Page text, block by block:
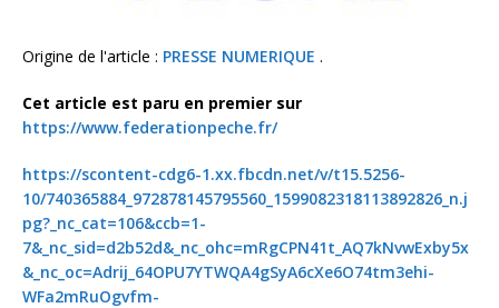
Origine de l'article : PRESSE NUMERIQUE .
Cet article est paru en premier sur
https://www.federationpeche.fr/
https://scontent-cdg6-1.xx.fbcdn.net/v/t15.5256-
10/740365884_972878145795560_1599082318113892826_n.j
pg?_nc_cat=106&ccb=1-
7&_nc_sid=d2b52d&_nc_ohc=mRgCPN41t_AQ7kNvwExby5x
&_nc_oc=Adrij_64OPU7YTWQA4gSyA6cXe6O74tm3ehi-
WFa2mRuOgvfm-